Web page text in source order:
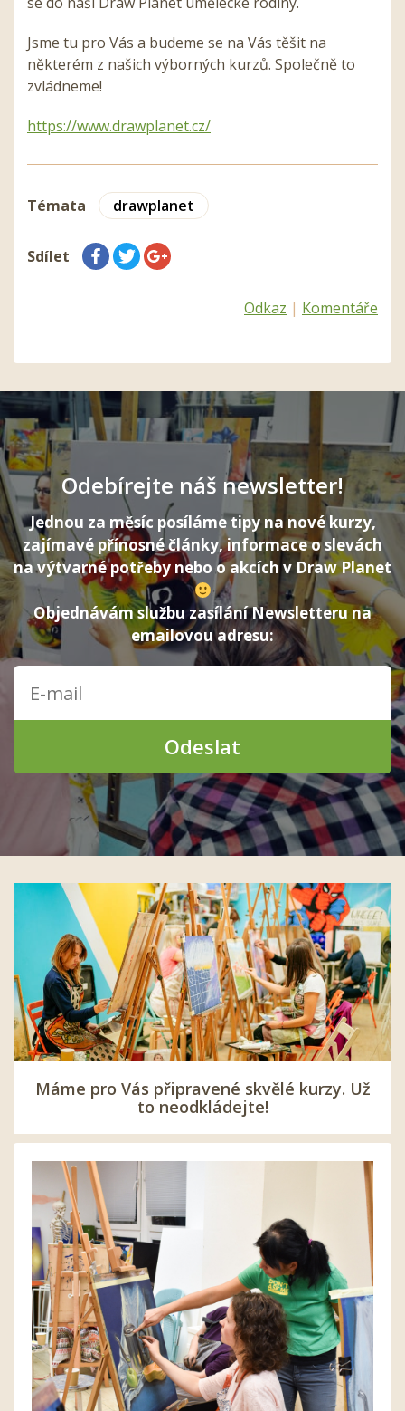
Jsme tu pro Vás a budeme se na Vás těšit na
některém z našich výborných kurzů. Společně to
zvládneme!
https://www.drawplanet.cz/
Témata drawplanet
Sdílet
Odkaz | Komentáře
Odebírejte náš newsletter!
Jednou za měsíc posíláme tipy na nové kurzy,
zajímavé přínosné články, informace o slevách
na výtvarné potřeby nebo o akcích v Draw Planet
Objednávám službu zasílání Newsletteru na
emailovou adresu:
Odeslat
Máme pro Vás připravené skvělé kurzy. Už
to neodkládejte!